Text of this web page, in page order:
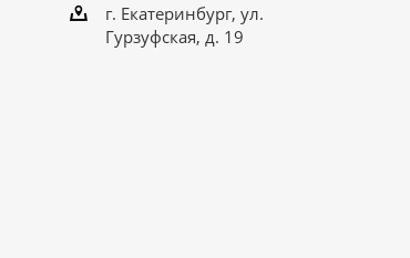
г. Екатеринбург, ул.
Гурзуфская, д. 19